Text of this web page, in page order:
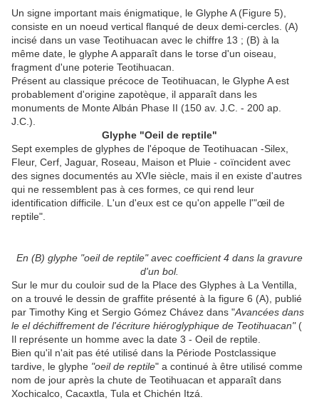
Un signe important mais énigmatique, le Glyphe A (Figure 5),
consiste en un noeud vertical flanqué de deux demi-cercles. (A)
incisé dans un vase Teotihuacan avec le chiffre 13 ; (B) à la
même date, le glyphe A apparaît dans le torse d'un oiseau,
fragment d'une poterie Teotihuacan.
Présent au classique précoce de Teotihuacan, le Glyphe A est
probablement d'origine zapotèque, il apparaît dans les
monuments de Monte Albán Phase II (150 av. J.C. - 200 ap.
J.C.).
Glyphe "Oeil de reptile"
Sept exemples de glyphes de l'époque de Teotihuacan -Silex,
Fleur, Cerf, Jaguar, Roseau, Maison et Pluie - coïncident avec
des signes documentés au XVIe siècle, mais il en existe d'autres
qui ne ressemblent pas à ces formes, ce qui rend leur
identification difficile. L'un d'eux est ce qu'on appelle l'"œil de
reptile".
En (B) glyphe "oeil de reptile" avec coefficient 4 dans la gravure
d'un bol.
Sur le mur du couloir sud de la Place des Glyphes à La Ventilla,
on a trouvé le dessin de graffite présenté à la figure 6 (A), publié
par Timothy King et Sergio Gómez Chávez dans "Avancées dans
le el déchiffrement de l'écriture hiéroglyphique de Teotihuacan"(
Il représente un homme avec la date 3 - Oeil de reptile.
Bien qu'il n'ait pas été utilisé dans la Période Postclassique
tardive, le glyphe "oeil de reptile" a continué à être utilisé comme
nom de jour après la chute de Teotihuacan et apparaît dans
Xochicalco, Cacaxtla, Tula et Chichén Itzá.